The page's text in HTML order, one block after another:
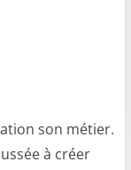
son métier.
à créer